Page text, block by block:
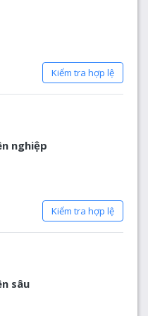
Kiểm tra hợp lệ
nghiệp
Kiểm tra hợp lệ
sâu